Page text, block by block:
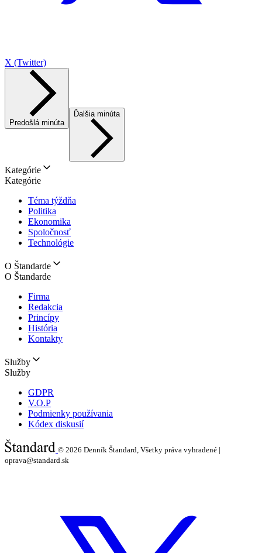
X (Twitter)
Predošlá minúta
Ďalšia minúta
Kategórie
Kategórie
Téma týždňa
Politika
Ekonomika
Spoločnosť
Technológie
O Štandarde
O Štandarde
Firma
Redakcia
Princípy
História
Kontakty
Služby
Služby
GDPR
V.O.P
Podmienky používania
Kódex diskusií
© 2026 Denník Štandard, Všetky práva vyhradené |
oprava@standard.sk